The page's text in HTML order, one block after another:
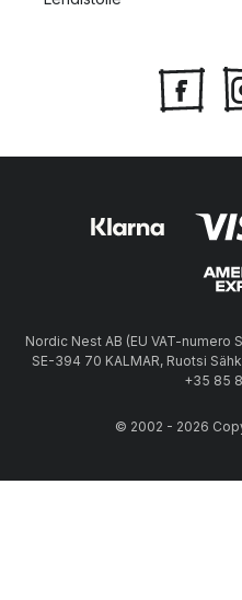
Nordic Nest AB (EU VAT-numero
SE-394 70 KALMAR, Ruotsi
+35 85
© 2002 - 2026